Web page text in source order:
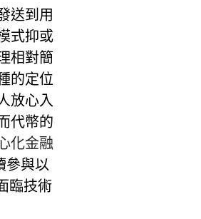
送到用
式抑或
相對簡
的定位
放心入
代幣的
化金融
參與以
臨技術